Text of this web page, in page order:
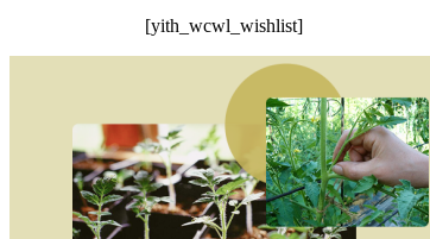
[yith_wcwl_wishlist]